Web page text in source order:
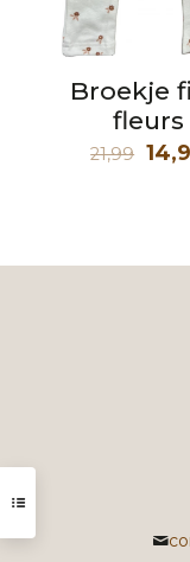
Broekje
fleurs
21,99